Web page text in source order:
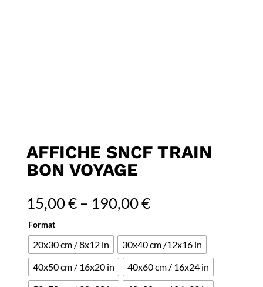
AFFICHE SNCF TRAIN
BON VOYAGE
15,00€– 190,00€
Format
20x30 cm / 8x12 in
30x40 cm /12x16 in
40x50 cm / 16x20 in
40x60 cm / 16x24 in